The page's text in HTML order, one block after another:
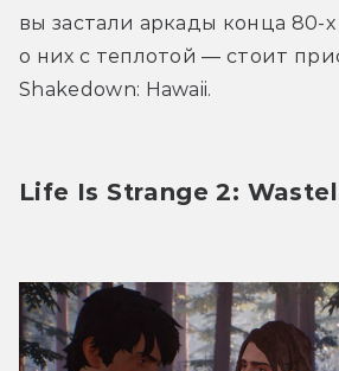
вы застали аркады конца 80-
о них с теплотой — стоит
Shakedown: Hawaii.
Life Is Strange 2: